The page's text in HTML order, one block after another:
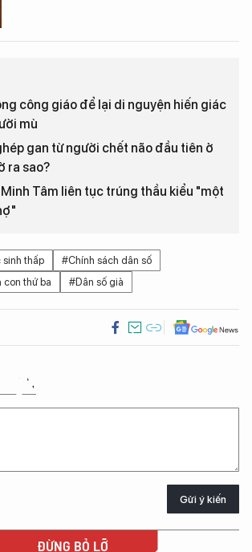
công giáo để lại di nguyện hiến giác
mù
gan từ người chết não đầu tiên ở
ra sao?
Tâm liên tục trúng thầu kiểu "một
sinh thấp
#Chính sách dân số
con thứ ba
#Dân số già
Gửi ý kiến
ĐỪNG BỎ LỠ